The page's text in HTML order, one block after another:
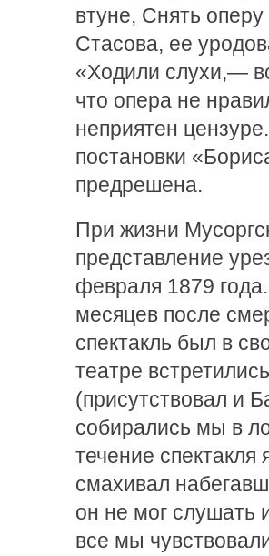
втуне, Снять
Стасова, ее
«Ходили слухи,—
что опера не
неприятен
постановки
предрешена.
При жизни
представление
февраля 1879
месяцев после
спектакль был в
театре
(присутствовал и
собирались мы в
течение
смахивал
он не мог слушать
все мы